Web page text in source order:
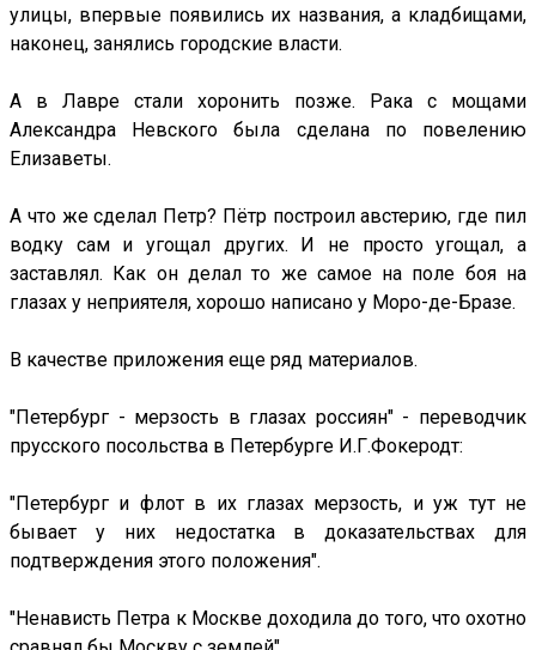
улицы, впервые появились их названия, а кладбищами,
наконец, занялись городские власти.
А в Лавре стали хоронить позже. Рака с мощами
Александра Невского была сделана по повелению
Елизаветы.
А что же сделал Петр? Пётр построил австерию, где пил
водку сам и угощал других. И не просто угощал, а
заставлял. Как он делал то же самое на поле боя на
глазах у неприятеля, хорошо написано у Моро-де-Бразе.
В качестве приложения еще ряд материалов.
"Петербург - мерзость в глазах россиян" - переводчик
прусского посольства в Петербурге И.Г.Фокеродт:
"Петербург и флот в их глазах мерзость, и уж тут не
бывает у них недостатка в доказательствах для
подтверждения этого положения".
"Ненависть Петра к Москве доходила до того, что охотно